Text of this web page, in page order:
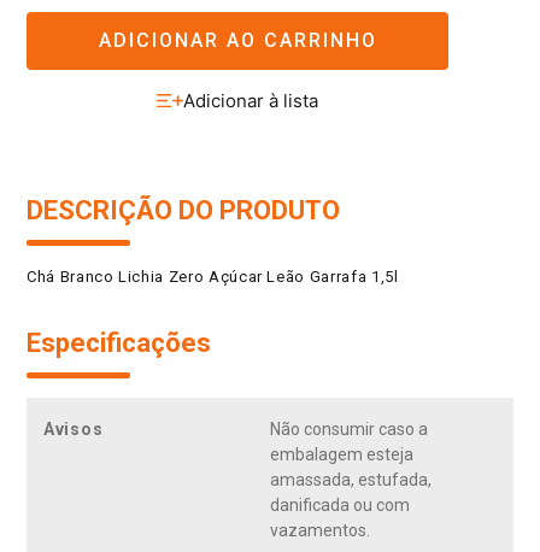
ADICIONAR AO CARRINHO
DESCRIÇÃO DO PRODUTO
Chá Branco Lichia Zero Açúcar Leão Garrafa 1,5l
Especificações
Avisos
Não consumir caso a
embalagem esteja
amassada, estufada,
danificada ou com
vazamentos.